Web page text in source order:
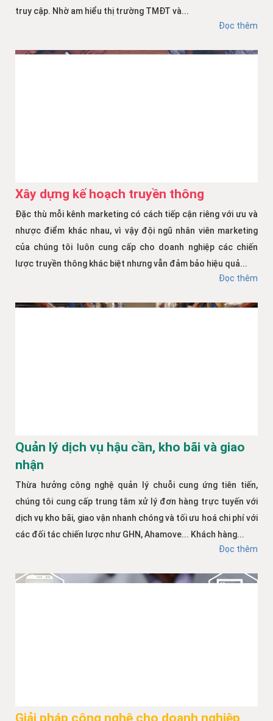
truy cập. Nhờ am hiểu thị trường TMĐT và...
Đọc thêm
Xây dựng kế hoạch truyền thông
Đặc thù mỗi kênh marketing có cách tiếp cận riêng với ưu và
nhược điểm khác nhau, vì vậy đội ngũ nhân viên marketing
của chúng tôi luôn cung cấp cho doanh nghiệp các chiến
lược truyền thông khác biệt nhưng vẫn đảm bảo hiệu quả...
Đọc thêm
Quản lý dịch vụ hậu cần, kho bãi và giao
nhận
Thừa hưởng công nghệ quản lý chuỗi cung ứng tiên tiến,
chúng tôi cung cấp trung tâm xử lý đơn hàng trực tuyến với
dịch vụ kho bãi, giao vận nhanh chóng và tối ưu hoá chi phí với
các đối tác chiến lược như GHN, Ahamove... Khách hàng...
Đọc thêm
Giải pháp công nghệ cho doanh nghiệp